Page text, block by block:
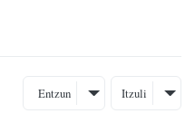
Entzun Itzuli